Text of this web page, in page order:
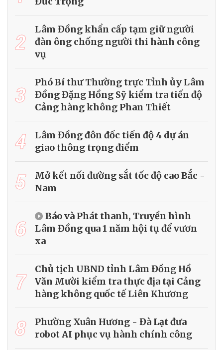
2
Lâm Đồng khẩn cấp tạm giữ người
đàn ông chống người thi hành công
vụ
3
Phó Bí thư Thường trực Tỉnh ủy Lâm
Đồng Đặng Hồng Sỹ kiểm tra tiến độ
Cảng hàng không Phan Thiết
4
Lâm Đồng đôn đốc tiến độ 4 dự án
giao thông trọng điểm
5
Mở kết nối đường sắt tốc độ cao Bắc -
Nam
6
Báo và Phát thanh, Truyền hình
Lâm Đồng qua 1 năm hội tụ để vươn
xa
7
Chủ tịch UBND tỉnh Lâm Đồng Hồ
Văn Mười kiểm tra thực địa tại Cảng
hàng không quốc tế Liên Khương
8
Phường Xuân Hương - Đà Lạt đưa
robot AI phục vụ hành chính công